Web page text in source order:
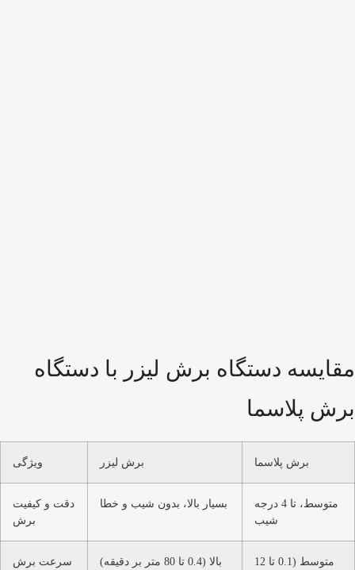
مقایسه دستگاه برش لیزر با دستگاه
برش پلاسما
ویژگی برش لیزر برش پلاسما
دقت و کیفیت
برش
بسیار بالا، بدون شیب و خطا
متوسط، تا 4 درجه
شیب
سرعت برش بالا (0.4 تا 80 متر بر دقیقه)
متوسط (0.1 تا 12